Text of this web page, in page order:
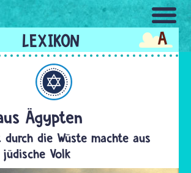
A
Ägypten
die Wüste machte aus
jüdische Volk